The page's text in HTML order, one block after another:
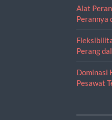
Alat
Perannya
Perang
Dominasi
Pesawat